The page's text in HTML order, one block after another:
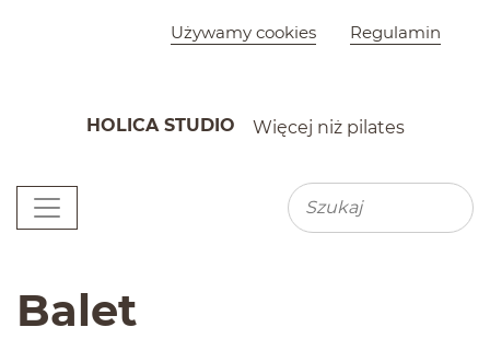
Szybkie menu
Używamy cookies Regulamin
HOLICA STUDIO Więcej niż pilates
Menu główne Wyszukiwarka
Balet